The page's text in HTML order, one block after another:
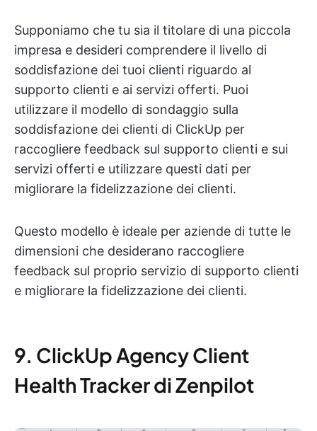
Supponiamo che tu sia il titolare di una piccola
impresa e desideri comprendere il livello di
soddisfazione dei tuoi clienti riguardo al
supporto clienti e ai servizi offerti. Puoi
utilizzare il modello di sondaggio sulla
soddisfazione dei clienti di ClickUp per
raccogliere feedback sul supporto clienti e sui
servizi offerti e utilizzare questi dati per
migliorare la fidelizzazione dei clienti.
Questo modello è ideale per aziende di tutte le
dimensioni che desiderano raccogliere
feedback sul proprio servizio di supporto clienti
e migliorare la fidelizzazione dei clienti.
9. ClickUp Agency Client
Health Tracker di Zenpilot